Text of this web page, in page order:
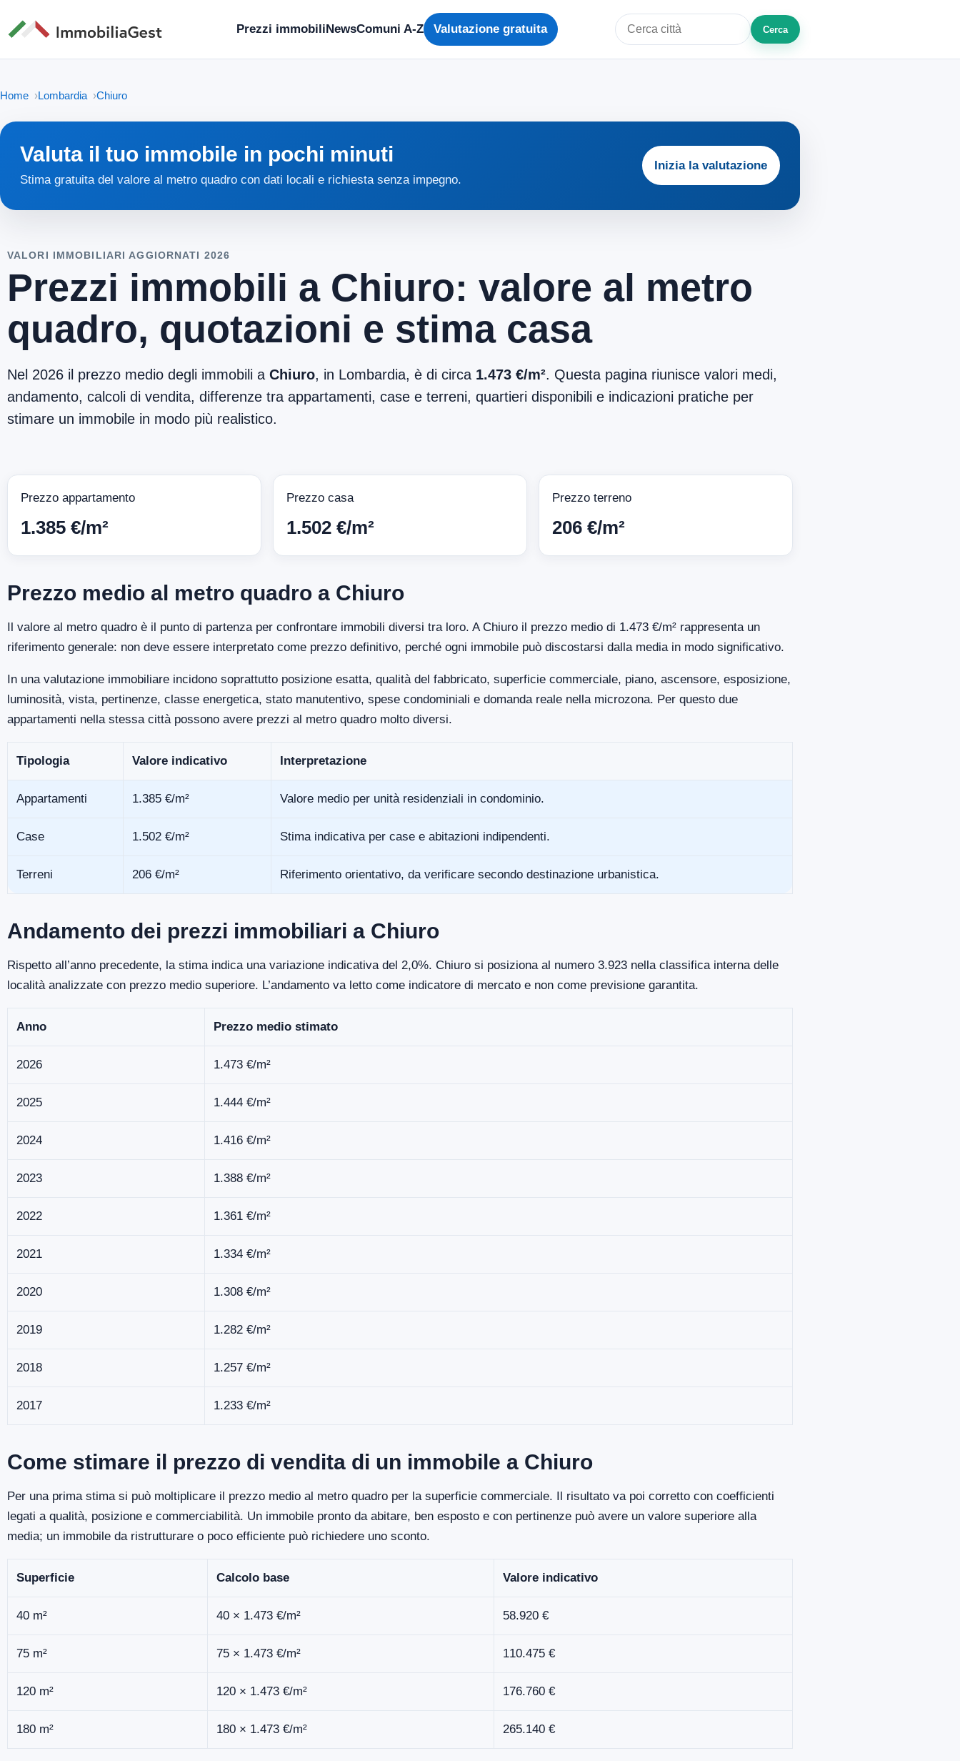
Prezzi immobiliNewsComuni A-Z Valutazione gratuita
Cerca città o zona
Cerca
Home Lombardia Chiuro
Valuta il tuo immobile in pochi minuti
Stima gratuita del valore al metro quadro con dati locali e richiesta senza impegno.
Inizia la valutazione
VALORI IMMOBILIARI AGGIORNATI 2026
Prezzi immobili a Chiuro: valore al metro
quadro, quotazioni e stima casa
Nel 2026 il prezzo medio degli immobili a Chiuro, in Lombardia, è di circa 1.473 €/m². Questa pagina riunisce valori medi,
andamento, calcoli di vendita, differenze tra appartamenti, case e terreni, quartieri disponibili e indicazioni pratiche per
stimare un immobile in modo più realistico.
Prezzo appartamento
1.385 €/m²
Prezzo casa
1.502 €/m²
Prezzo terreno
206 €/m²
Prezzo medio al metro quadro a Chiuro
Il valore al metro quadro è il punto di partenza per confrontare immobili diversi tra loro. A Chiuro il prezzo medio di 1.473 €/m² rappresenta un
riferimento generale: non deve essere interpretato come prezzo definitivo, perché ogni immobile può discostarsi dalla media in modo significativo.
In una valutazione immobiliare incidono soprattutto posizione esatta, qualità del fabbricato, superficie commerciale, piano, ascensore, esposizione,
luminosità, vista, pertinenze, classe energetica, stato manutentivo, spese condominiali e domanda reale nella microzona. Per questo due
appartamenti nella stessa città possono avere prezzi al metro quadro molto diversi.
Tipologia Valore indicativo Interpretazione
Appartamenti 1.385 €/m² Valore medio per unità residenziali in condominio.
Case 1.502 €/m² Stima indicativa per case e abitazioni indipendenti.
Terreni 206 €/m² Riferimento orientativo, da verificare secondo destinazione urbanistica.
Andamento dei prezzi immobiliari a Chiuro
Rispetto all’anno precedente, la stima indica una variazione indicativa del 2,0%. Chiuro si posiziona al numero 3.923 nella classifica interna delle
località analizzate con prezzo medio superiore. L’andamento va letto come indicatore di mercato e non come previsione garantita.
Anno Prezzo medio stimato
2026 1.473 €/m²
2025 1.444 €/m²
2024 1.416 €/m²
2023 1.388 €/m²
2022 1.361 €/m²
2021 1.334 €/m²
2020 1.308 €/m²
2019 1.282 €/m²
2018 1.257 €/m²
2017 1.233 €/m²
Come stimare il prezzo di vendita di un immobile a Chiuro
Per una prima stima si può moltiplicare il prezzo medio al metro quadro per la superficie commerciale. Il risultato va poi corretto con coefficienti
legati a qualità, posizione e commerciabilità. Un immobile pronto da abitare, ben esposto e con pertinenze può avere un valore superiore alla
media; un immobile da ristrutturare o poco efficiente può richiedere uno sconto.
Superficie Calcolo base Valore indicativo
40 m² 40 × 1.473 €/m² 58.920 €
75 m² 75 × 1.473 €/m² 110.475 €
120 m² 120 × 1.473 €/m² 176.760 €
180 m² 180 × 1.473 €/m² 265.140 €